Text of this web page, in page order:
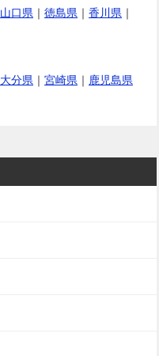
山口県 ｜ 徳島県 ｜ 香川県 ｜
大分県 ｜ 宮崎県 ｜ 鹿児島県